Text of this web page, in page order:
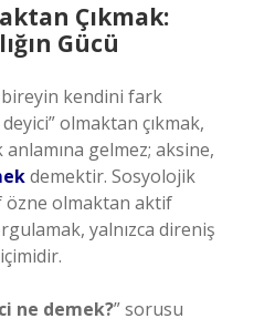
Çıkmak:
Gücü
kendini fark
olmaktan çıkmak,
gelmez; aksine,
demektir. Sosyolojik
özne olmaktan aktif
yalnızca direniş
ne demek?” sorusu